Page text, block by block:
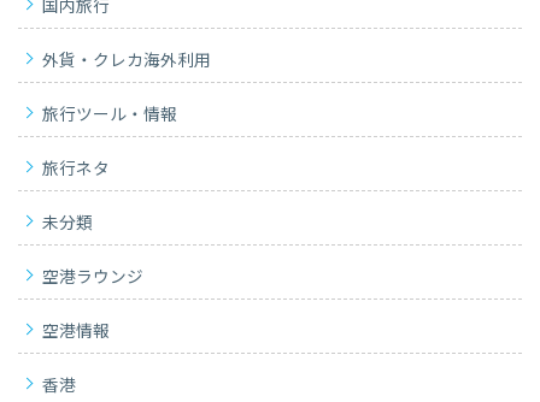
国内旅行
外貨・クレカ海外利用
旅行ツール・情報
旅行ネタ
未分類
空港ラウンジ
空港情報
香港